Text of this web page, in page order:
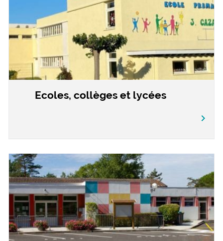
Ecoles, collèges et lycées
chevron_right